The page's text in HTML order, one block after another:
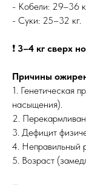
- Кобели: 29–36
- Суки: 25–32 кг.
❗ 3–4 кг сверх
Причины
1. Генетическая
насыщения).
2.
3. Дефицит
4. Неправильный
5. Возраст